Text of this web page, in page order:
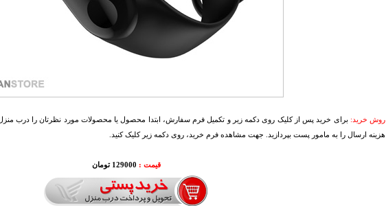
روش خرید: برای خرید پس از کلیک روی دکمه زیر و تکمیل فرم سفارش، ابتدا محصول یا محصولات مورد نظرتان را درب
هزینه ارسال را به مامور پست بپردازید. جهت مشاهده فرم خرید، روی دکمه زیر کلیک کنید.
قیمت : 129000 تومان